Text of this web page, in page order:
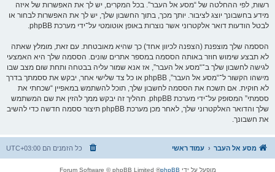
רשות, לפי ההחלטה של “מסע אל העבר”. בכל המקרים, יש לך את האפשרות של איזה
מידע בחשבונך יוצג לציבור. יותך מכך, בתוך החשבון שלך, יש לך את האפשרות לבחור או
לבטל הודעות דואר אלקטרוני אשר נוצרות באופן אוטומטי על־ידי מערכת phpBB.
הססמה שלך מוצפנת (הצפנה לכיוון אחד) כך שהיא מאובטחת. עם זאת, מומלץ שאתה
לא תבצע שימוש חוזר באותה הססמה במספר אתרים שונים. הססמה שלך היא האמצעי
לגישה לחשבון שלך ב־“מסע אל העבר”, אז אנא שמור עליה בבטחה ותחת שום מצב שבו
מישהו הקשור ל־“מסע אל העבר”, phpBB או כל צד שלישי אחר, יבקש את ססמתך בדרך
לא חוקית. אם תשכח את הססמה לחשבון שלך, תוכל להשתמש במאפיין “שכחתי את
ססמתי” המסופק על־ידי מערכת phpBB. תהליך זה יבקש ממך להזין את שם המשתמש
שלך והדואר האלקטרוני שלך, לאחר מכן מערכת phpBB תיצור ססמה חדשה כדי להשיב
את חשבונך.
מסע אל העבר עמוד ראשי כל הזמנים הם UTC+03:00
מופעל על ידי phpBB
® Forum Software © phpBB Limited